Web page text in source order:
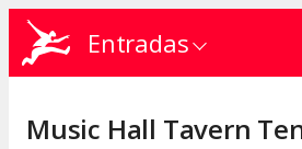
Entradas
Music Hall Tavern